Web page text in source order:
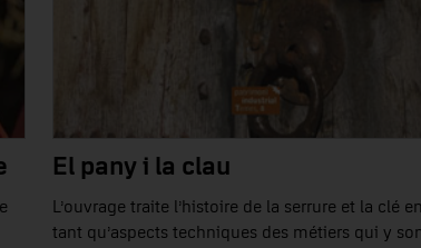
El pany i la clau
L’ouvrage traite l’histoire de la serrure et la clé en
tant qu’aspects techniques des métiers qui y